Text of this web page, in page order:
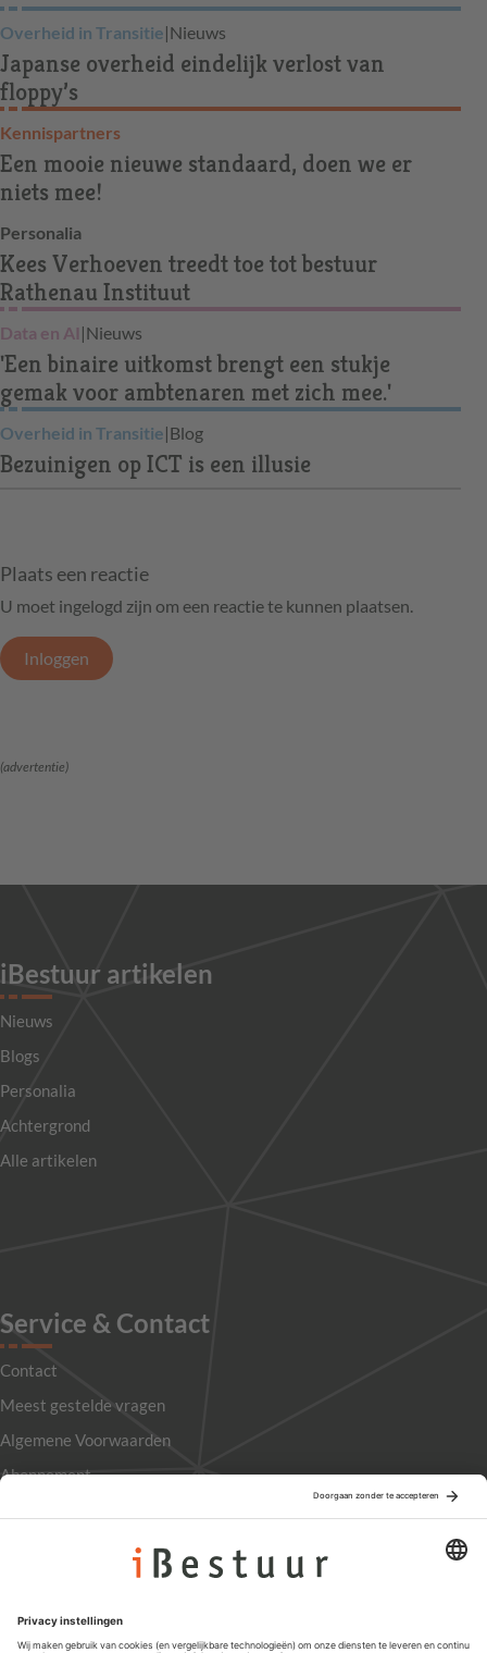
Overheid in Transitie|Nieuws
Japanse overheid eindelijk verlost van
floppy’s
Kennispartners
Een mooie nieuwe standaard, doen we er
niets mee!
Personalia
Kees Verhoeven treedt toe tot bestuur
Rathenau Instituut
Data en AI |Nieuws
'Een binaire uitkomst brengt een stukje
gemak voor ambtenaren met zich mee.'
Overheid in Transitie|Blog
Bezuinigen op ICT is een illusie
Plaats een reactie
U moet ingelogd zijn om een reactie te kunnen plaatsen.
Inloggen
(advertentie)
iBestuur artikelen
Nieuws
Blogs
Personalia
Achtergrond
Alle artikelen
Service & Contact
Contact
Meest gestelde vragen
Algemene Voorwaarden
Abonnement
Privacyinstellingen